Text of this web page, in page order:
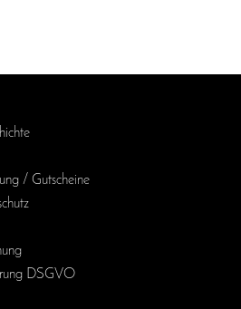
/ Gutscheine
DSGVO